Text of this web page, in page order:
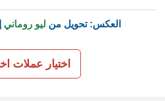
العكس: تحويل من ليو روماني
اختيار عملات